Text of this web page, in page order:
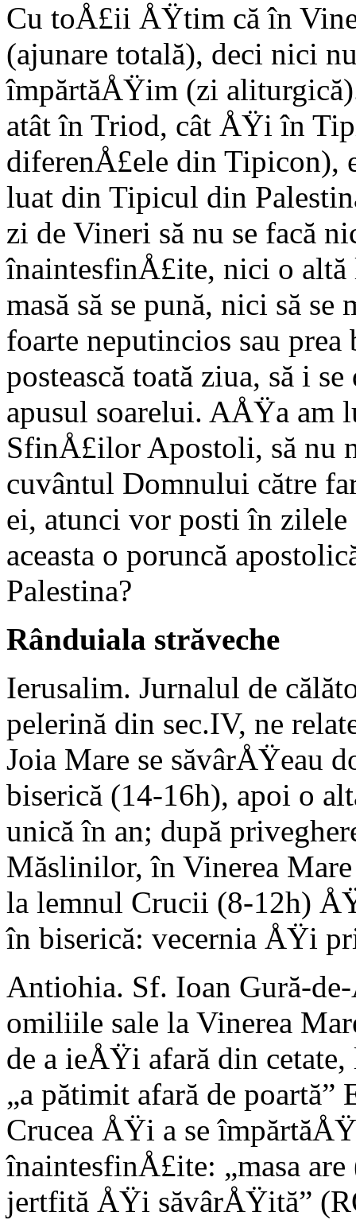
Cu toÅ£ii ÅŸtim că în
(ajunare totală), deci nici
împărtăÅŸim (zi
atât în Triod, cât ÅŸi în
diferenÅ£ele din Tipicon),
luat din Tipicul din
zi de Vineri să nu se facă
înaintesfinÅ£ite, nici o
masă să se pună, nici să
foarte neputincios sau
postească toată ziua, să i
apusul soarelui. AÅŸa am
SfinÅ£ilor Apostoli, să nu
cuvântul Domnului către
ei, atunci vor posti în zilele
aceasta o poruncă
Palestina?
Rânduiala străveche
Ierusalim. Jurnalul de
pelerină din sec.IV, ne
Joia Mare se săvârÅŸeau
biserică (14-16h), apoi o
unică în an; după
Măslinilor, în Vinerea
la lemnul Crucii (8-12h)
în biserică: vecernia ÅŸi
Antiohia. Sf. Ioan Gură-
omiliile sale la Vinerea
de a ieÅŸi afară din
„a pătimit afară de
Crucea ÅŸi a se
înaintesfinÅ£ite: „masa
jertfită ÅŸi săvârÅŸită”